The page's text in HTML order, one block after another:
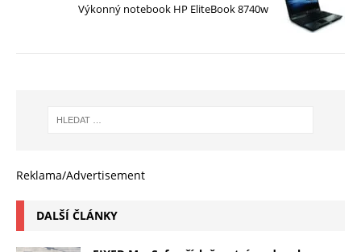
Výkonný notebook HP EliteBook 8740w
Reklama/Advertisement
DALŠÍ ČLÁNKY